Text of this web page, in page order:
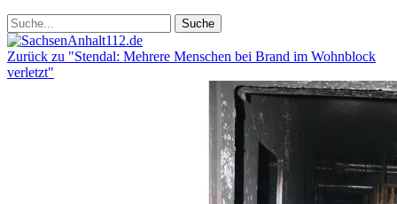
Zurück zu "Stendal: Mehrere Menschen bei Brand im Wohnblock
verletzt"